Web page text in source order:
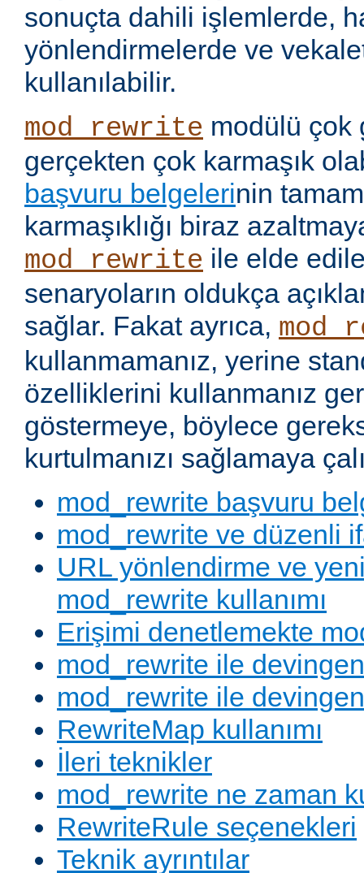
sonuçta dahili işlemlerde,
yönlendirmelerde ve
kullanılabilir.
mod_rewrite modülü çok
gerçekten çok karmaşık
başvuru belgelerinin
karmaşıklığı biraz
mod_rewrite ile elde
senaryoların oldukça
sağlar. Fakat ayrıca,
kullanmamanız, yerine
özelliklerini kullanmanız
göstermeye, böylece
kurtulmanızı sağlamaya
mod_rewrite başvuru
mod_rewrite ve düzenli
URL yönlendirme ve
mod_rewrite kullanımı
Erişimi denetlemekte
mod_rewrite ile
mod_rewrite ile
RewriteMap kullanımı
İleri teknikler
mod_rewrite ne zaman
RewriteRule seçenekleri
Teknik ayrıntılar